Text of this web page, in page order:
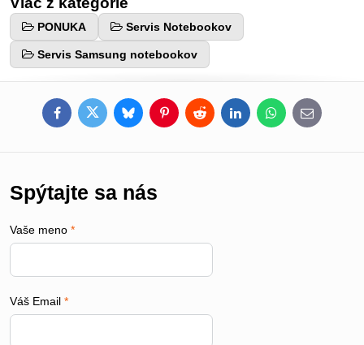
PONUKA Servis Notebookov
Servis Samsung notebookov
FacebookTwitterBlueskyPinterestRedditLinkedInWhatsApp
E-
mail
Spýtajte sa nás
Vaše meno *
Váš Email *